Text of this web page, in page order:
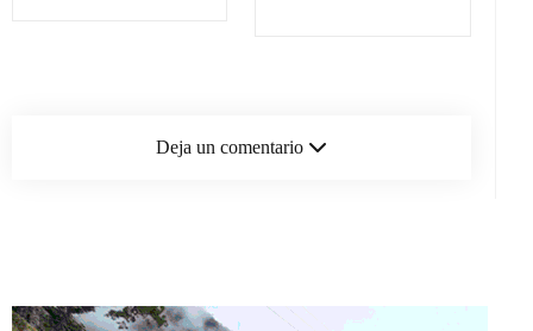
Deja un comentario